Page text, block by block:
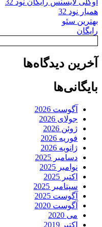
همیار نود 32
بهترین سئو
رایگان
آخرین دیدگاه‌ها
بایگانی‌ها
آگوست 2026
جولای 2026
ژوئن 2026
فوریه 2026
ژانویه 2026
دسامبر 2025
نوامبر 2025
اکتبر 2025
سپتامبر 2025
آگوست 2025
آگوست 2020
می 2020
اکتبر 2019